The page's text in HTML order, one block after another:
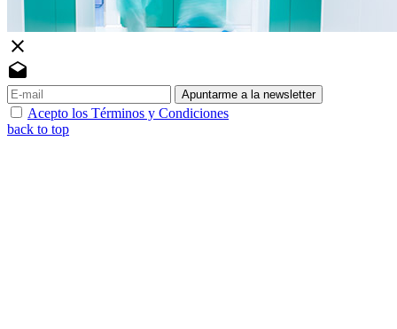
close
drafts
Apuntarme a la newsletter
Acepto los Términos y Condiciones
back to top